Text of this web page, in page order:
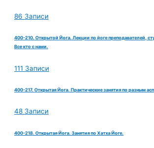
86 Записи
400-210. Открытой Йога. Лекции по йоге преподавателей,
Все кто с нами.
111 Записи
400-217. Открытая Йога. Практические занятия по разным
48 Записи
400-218. Открытая Йога. Занятия по Хатха Йоге.